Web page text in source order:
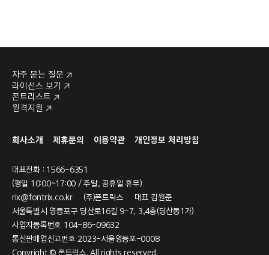
자주 묻는 질문
라이선스 보기
폰트리스트
원격지원
회사소개 제휴문의 이용약관 개인정보 처리방침
대표전화 : 1566-6351
(평일 10:00~17:00 / 주말, 공휴일 휴무)
rix@fontrix.co.kr(주)폰트릭스 대표 김원준
서울특별시 영등포구 당산로16길 9-7, 3,4층(당산동1가)
사업자등록번호 104-86-09632
통신판매업신고번호 2023-서울영등포-0008
Copyright © 폰트릭스. All rights reserved.